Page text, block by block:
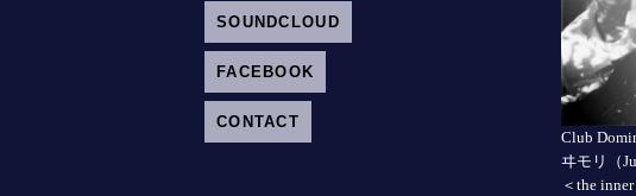
SOUNDCLOUD
FACEBOOK
CONTACT
Club
ヰモリ（
＜ the